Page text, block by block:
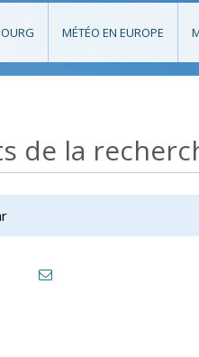
MÉTÉO EN EUROPE
de la